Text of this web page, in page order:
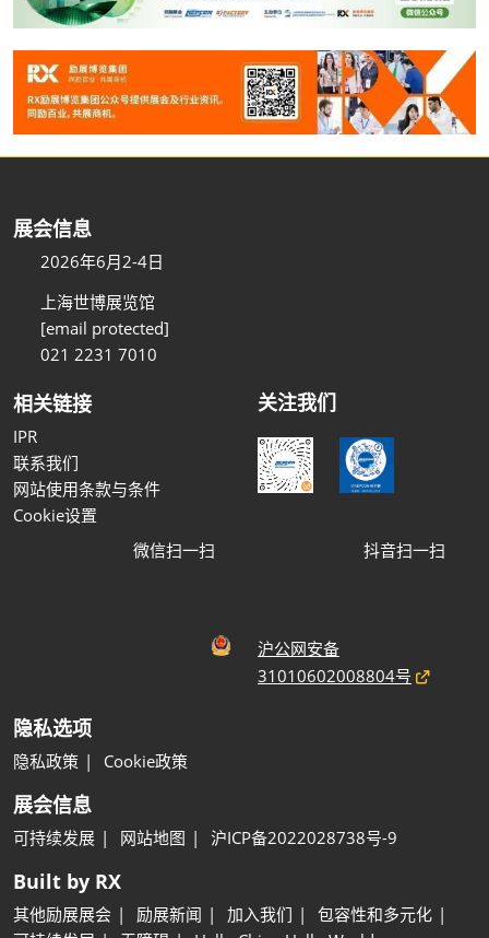
展会信息
2026年6月2-4日
上海世博展览馆
[email protected]
021 2231 7010
相关链接
IPR
联系我们
网站使用条款与条件
Cookie设置
关注我们
微信扫一扫 抖音扫一扫
沪公网安备
31010602008804号
隐私选项
隐私政策 Cookie政策
展会信息
可持续发展 网站地图 沪ICP备2022028738号-9
Built by RX
其他励展展会 励展新闻 加入我们
包容性和多元化